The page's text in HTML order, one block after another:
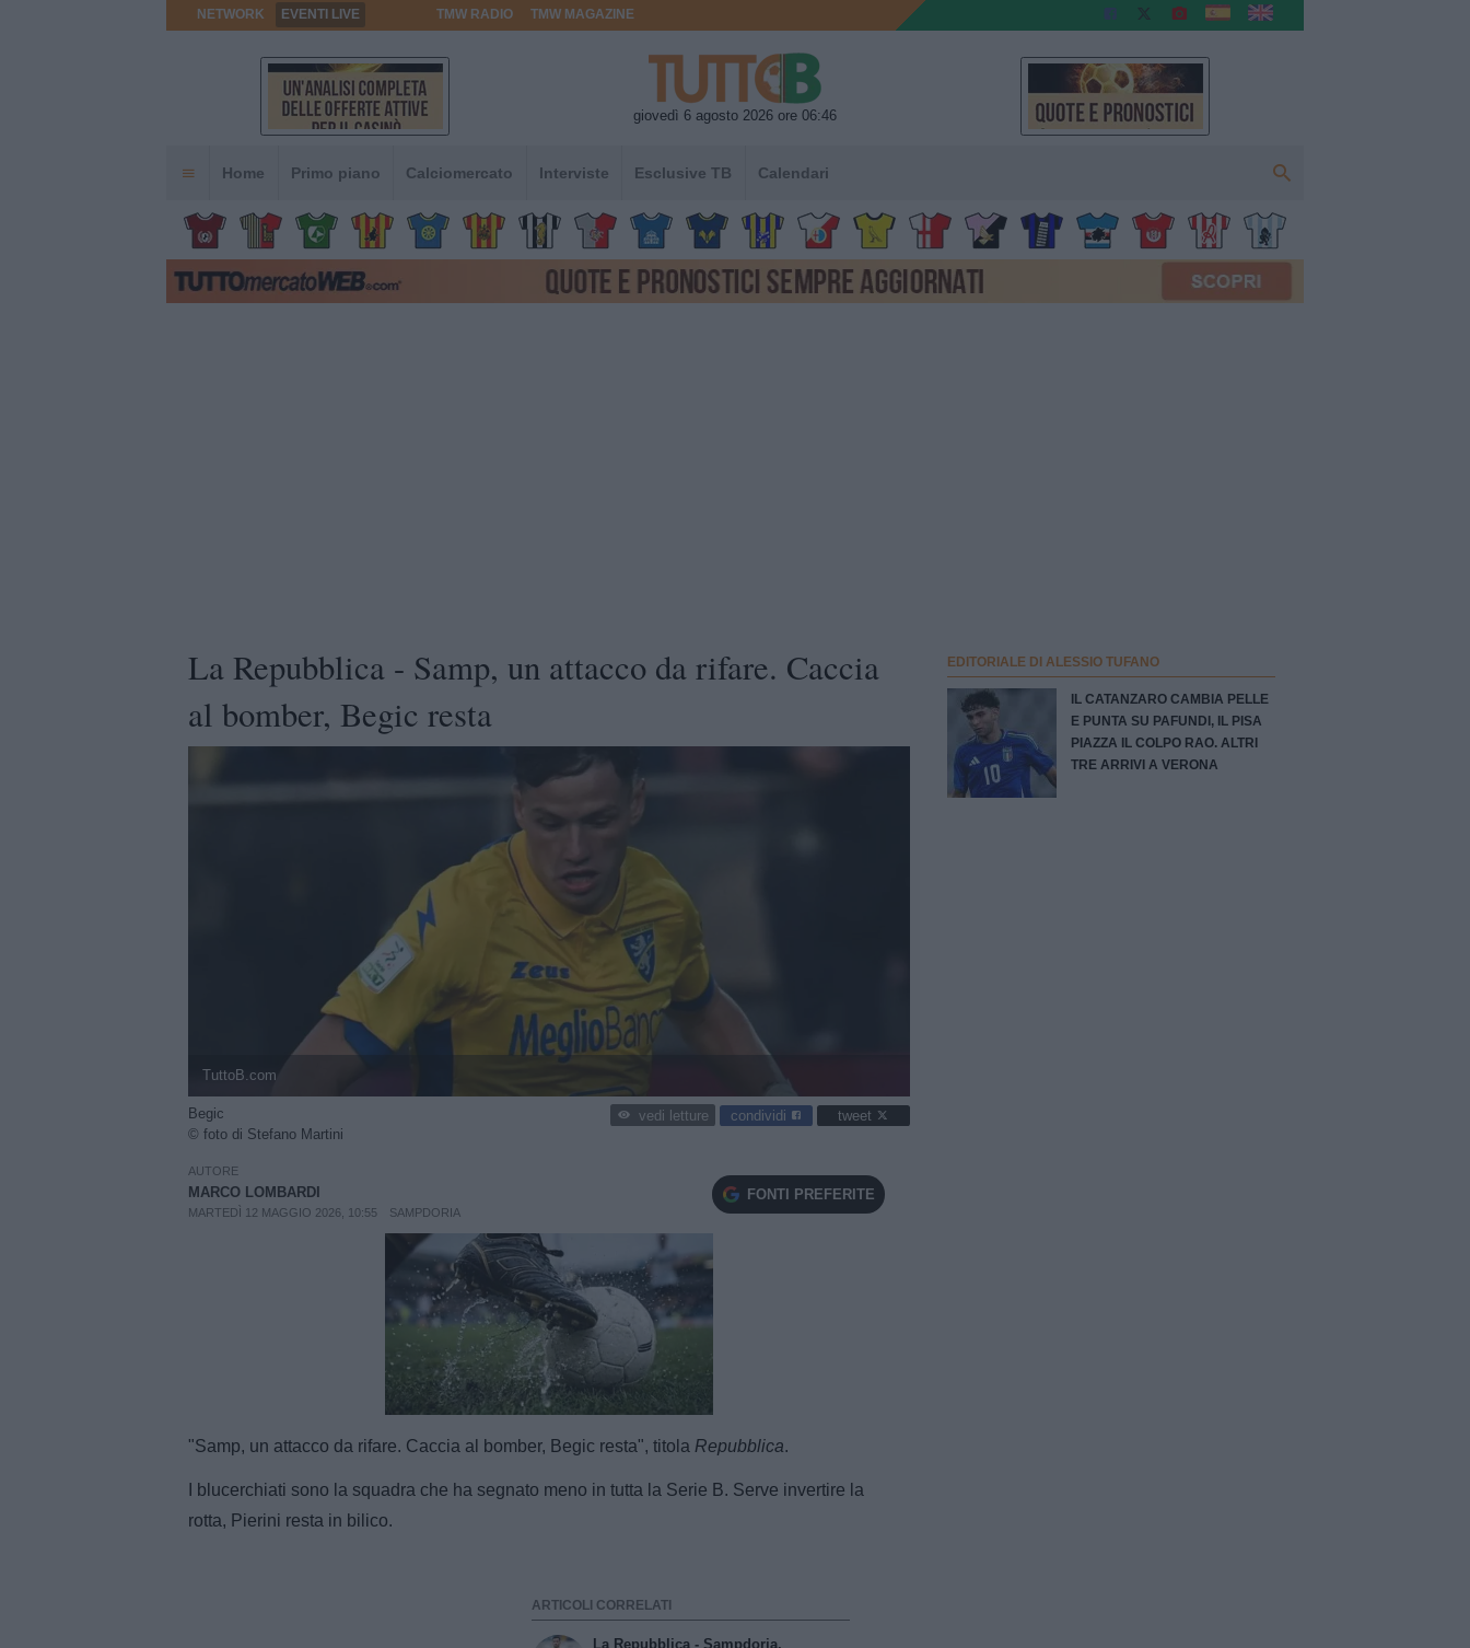
NETWORK EVENTI LIVE TMW RADIO TMW MAGAZINE
giovedì 6 agosto 2026 ore 06:46
Home Primo piano Calciomercato Interviste Esclusive TB Calendari
La Repubblica - Samp, un attacco da rifare. Caccia
al bomber, Begic resta
TuttoB.com
Begic
© foto di Stefano Martini
vedi letture condividi tweet
AUTORE
MARCO LOMBARDI
MARTEDÌ 12 MAGGIO 2026, 10:55 SAMPDORIA
FONTI PREFERITE
Unmute
Loaded
100.00%
"Samp, un attacco da rifare. Caccia al bomber, Begic resta", titola Repubblica.
I blucerchiati sono la squadra che ha segnato meno in tutta la Serie B. Serve invertire la
rotta, Pierini resta in bilico.
ARTICOLI CORRELATI
La Repubblica - Sampdoria,
EDITORIALE DI ALESSIO TUFANO
IL CATANZARO CAMBIA PELLE
E PUNTA SU PAFUNDI, IL PISA
PIAZZA IL COLPO RAO. ALTRI
TRE ARRIVI A VERONA